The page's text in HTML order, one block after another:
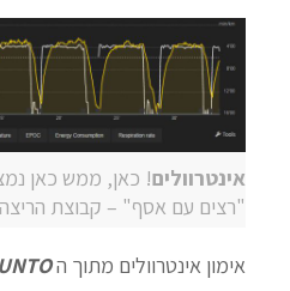
אינטרוולים! כאן, ממש כאן
"רצים עם אסף" – קבוצת
אימון אינטרוולים מתוך ה